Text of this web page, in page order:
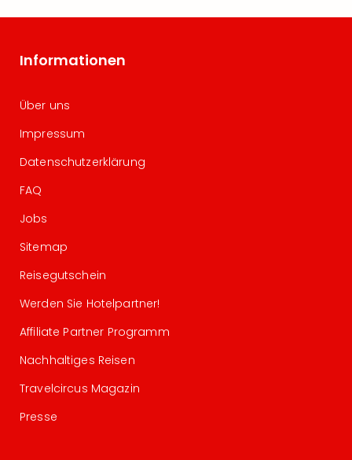
Informationen
Über uns
Impressum
Datenschutzerklärung
FAQ
Jobs
Sitemap
Reisegutschein
Werden Sie Hotelpartner!
Affiliate Partner Programm
Nachhaltiges Reisen
Travelcircus Magazin
Presse